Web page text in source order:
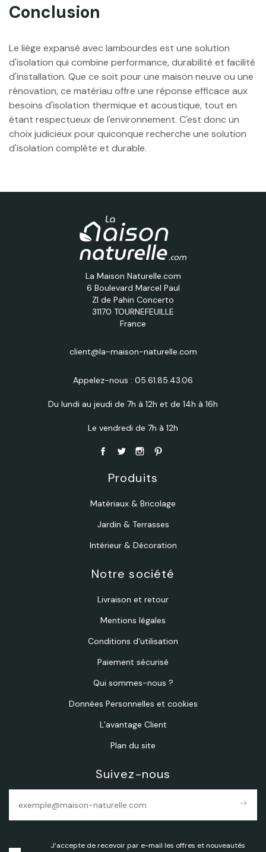
Conclusion
Le liège expansé avec lambourdes est une solution
d'isolation qui combine performance, durabilité et facilité
d'installation. Que ce soit pour une maison neuve ou une
rénovation, ce matériau offre une réponse efficace aux
besoins d'isolation thermique et acoustique, tout en
étant respectueux de l'environnement. C'est donc un
choix judicieux pour quiconque recherche une solution
d'isolation complète et durable.
La Maison Naturelle.com
6 Boulevard Marcel Paul
ZI de Pahin Concerto
31170 TOURNEFEUILLE
France
client@la-maison-naturelle.com
Appelez-nous : 05.61.85.43.06
Du lundi au jeudi de 7h à 12h et de 14h à 16h
Le vendredi de 7h à 12h
Produits
Matériaux & Bricolage
Jardin & Terrasses
Intérieur & Décoration
Notre société
Livraison et retour
Mentions légales
Conditions d'utilisation
Paiement sécurisé
Qui sommes-nous ?
Données Personnelles et cookies
L’avantage Client
Plan du site
Suivez-nous
east
J’accepte de recevoir par e-mail les offres et nouveautés